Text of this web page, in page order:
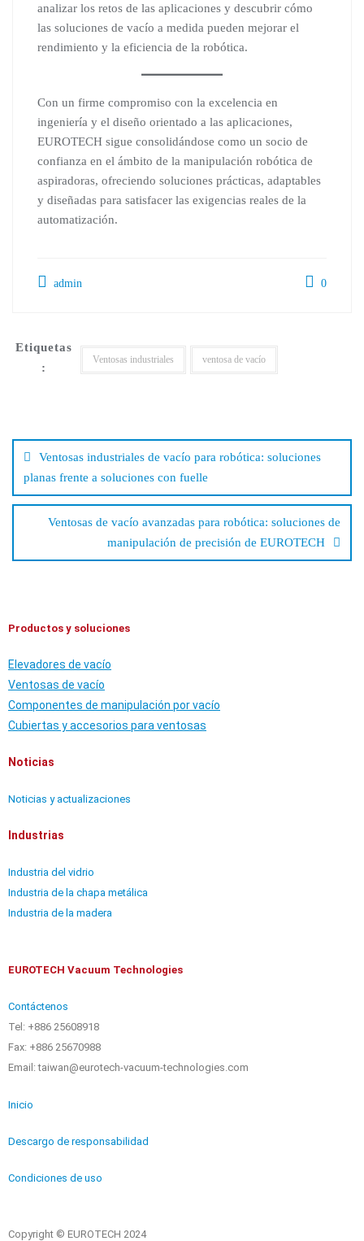
analizar los retos de las aplicaciones y descubrir cómo
las soluciones de vacío a medida pueden mejorar el
rendimiento y la eficiencia de la robótica.
Con un firme compromiso con la excelencia en
ingeniería y el diseño orientado a las aplicaciones,
EUROTECH sigue consolidándose como un socio de
confianza en el ámbito de la manipulación robótica de
aspiradoras, ofreciendo soluciones prácticas, adaptables
y diseñadas para satisfacer las exigencias reales de la
automatización.
admin 0
Etiquetas
:
Ventosas industriales ventosa de vacío
Ventosas industriales de vacío para robótica: soluciones
planas frente a soluciones con fuelle
Ventosas de vacío avanzadas para robótica: soluciones de
manipulación de precisión de EUROTECH
Productos y soluciones
Elevadores de vacío
Ventosas de vacío
Componentes de manipulación por vacío
Cubiertas y accesorios para ventosas
Noticias
Noticias y actualizaciones
Industrias
Industria del vidrio
Industria de la chapa metálica
Industria de la madera
EUROTECH Vacuum Technologies
Contáctenos
Tel: +886 25608918
Fax: +886 25670988
Email: taiwan@eurotech-vacuum-technologies.com
Inicio
Descargo de responsabilidad
Condiciones de uso
Copyright © EUROTECH 2024